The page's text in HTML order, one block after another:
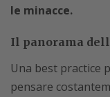
le minacce.
Il panorama
Una best practice
pensare